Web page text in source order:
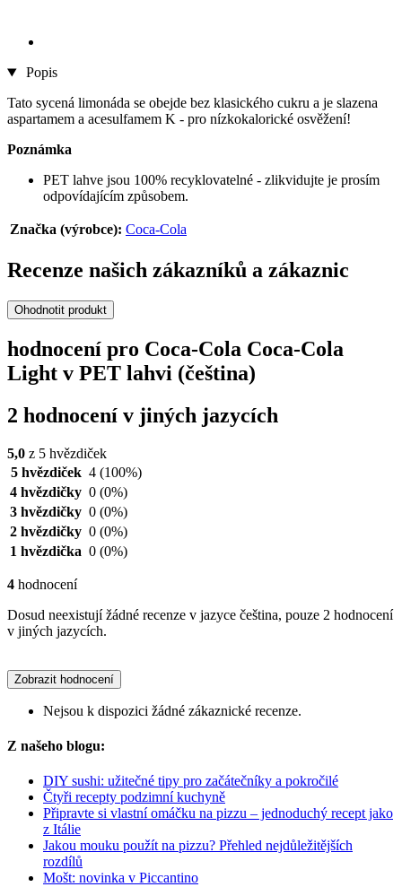
Popis
Tato sycená limonáda se obejde bez klasického cukru a je slazena
aspartamem a acesulfamem K - pro nízkokalorické osvěžení!
Poznámka
PET lahve jsou 100% recyklovatelné - zlikvidujte je prosím
odpovídajícím způsobem.
Značka (výrobce): Coca‑Cola
Recenze našich zákazníků a zákaznic
Ohodnotit produkt
hodnocení pro Coca‑Cola Coca-Cola
Light v PET lahvi (čeština)
2 hodnocení v jiných jazycích
5,0 z 5 hvězdiček
5 hvězdiček 4 (100%)
4 hvězdičky 0 (0%)
3 hvězdičky 0 (0%)
2 hvězdičky 0 (0%)
1 hvězdička 0 (0%)
4 hodnocení
Dosud neexistují žádné recenze v jazyce čeština, pouze 2 hodnocení
v jiných jazycích.
Zobrazit hodnocení
Nejsou k dispozici žádné zákaznické recenze.
Z našeho blogu:
DIY sushi: užitečné tipy pro začátečníky a pokročilé
Čtyři recepty podzimní kuchyně
Připravte si vlastní omáčku na pizzu – jednoduchý recept jako
z Itálie
Jakou mouku použít na pizzu? Přehled nejdůležitějších
rozdílů
Mošt: novinka v Piccantino